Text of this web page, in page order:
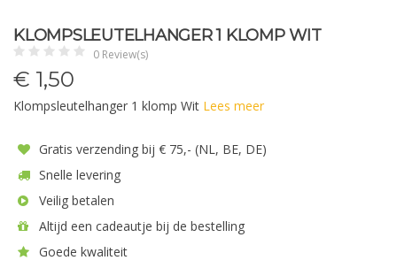
KLOMPSLEUTELHANGER 1 KLOMP WIT
0 Review(s)
€ 1,50
Klompsleutelhanger 1 klomp Wit Lees meer
Gratis verzending bij € 75,- (NL, BE, DE)
Snelle levering
Veilig betalen
Altijd een cadeautje bij de bestelling
Goede kwaliteit